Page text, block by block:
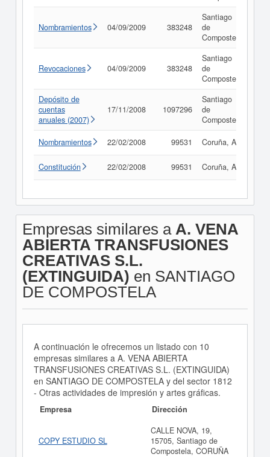
Nombramientos 04/09/2009 383248
Santiago
de
Compostela
Revocaciones 04/09/2009 383248
Santiago
de
Compostela
Depósito de
cuentas
anuales (2007)
17/11/2008 1097296
Santiago
de
Compostela
Nombramientos 22/02/2008 99531 Coruña, A
Constitución 22/02/2008 99531 Coruña, A
Empresas similares a A. VENA
ABIERTA TRANSFUSIONES
CREATIVAS S.L.
(EXTINGUIDA) en SANTIAGO
DE COMPOSTELA
A continuación le ofrecemos un listado con 10
empresas similares a A. VENA ABIERTA
TRANSFUSIONES CREATIVAS S.L. (EXTINGUIDA)
en SANTIAGO DE COMPOSTELA y del sector 1812
- Otras actividades de impresión y artes gráficas.
Empresa Dirección
COPY ESTUDIO SL
CALLE NOVA, 19,
15705, Santiago de
Compostela, CORUÑA